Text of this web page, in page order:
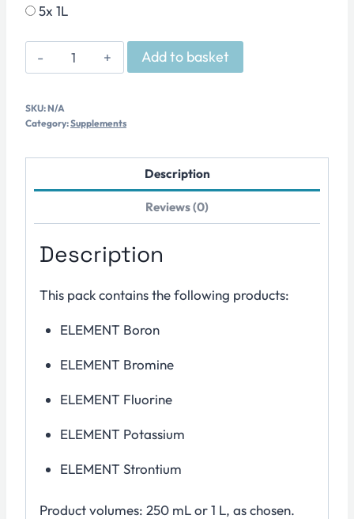
5x 1L
ELEMENT
-
Range
Add to basket
SKU:N/A
Category:Supplements
Description
Reviews (0)
Description
This pack contains the following products:
ELEMENT Boron
ELEMENT Bromine
ELEMENT Fluorine
ELEMENT Potassium
ELEMENT Strontium
Product volumes: 250 mL or 1 L, as chosen.